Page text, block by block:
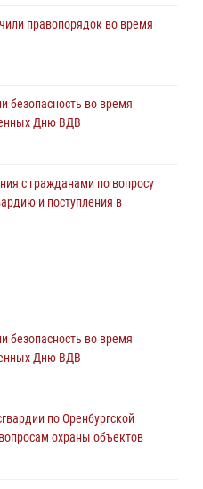
правопорядок во время
безопасность во время
Дню ВДВ
с гражданами по вопросу
и поступления в
на праздновании Дня
спасен мужчина в тяжелой
безопасность во время
Дню ВДВ
по Оренбургской
охраны объектов